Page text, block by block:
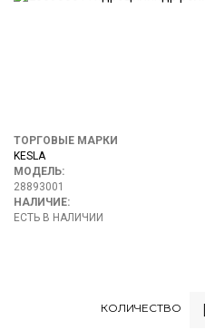
ТОРГОВЫЕ МАРКИ
KESLA
МОДЕЛЬ:
28893001
НАЛИЧИЕ:
ЕСТЬ В НАЛИЧИИ
КОЛИЧЕСТВО